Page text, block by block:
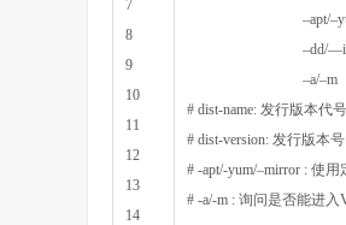
7
8
9
10
11
12
13
14
–apt/–
–dd/—
–a/–m
# dist-name: 发行版本代号
# dist-version: 发行版本号
# -apt/-yum/–mirror : 使
# -a/-m : 询问是否能进